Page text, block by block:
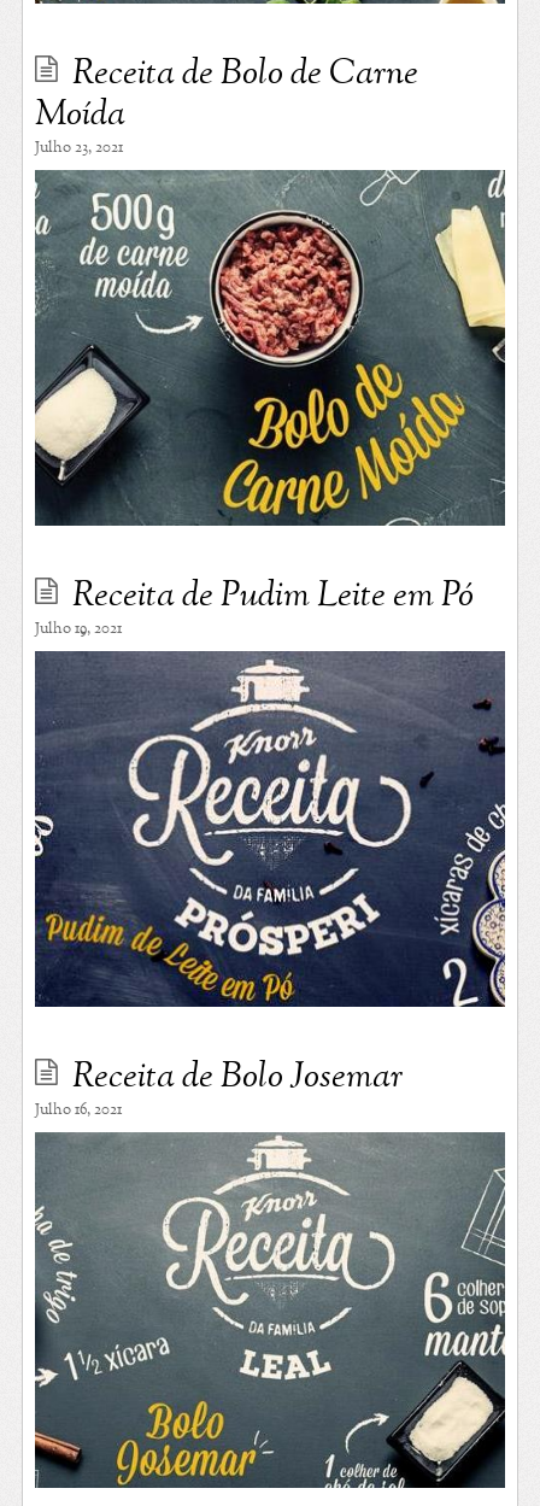
Receita de Bolo de Carne
Moída
Julho 23, 2021
Receita de Pudim Leite em Pó
Julho 19, 2021
Receita de Bolo Josemar
Julho 16, 2021